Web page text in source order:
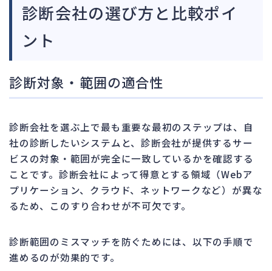
診断会社の選び方と比較ポイ
ント
診断対象・範囲の適合性
診断会社を選ぶ上で最も重要な最初のステップは、自
社の診断したいシステムと、診断会社が提供するサー
ビスの対象・範囲が完全に一致しているかを確認する
ことです。診断会社によって得意とする領域（Webア
プリケーション、クラウド、ネットワークなど）が異な
るため、このすり合わせが不可欠です。
診断範囲のミスマッチを防ぐためには、以下の手順で
進めるのが効果的です。